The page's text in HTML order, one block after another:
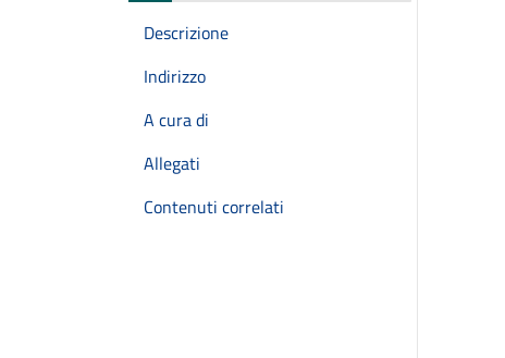
Descrizione
Indirizzo
A cura di
Allegati
Contenuti correlati